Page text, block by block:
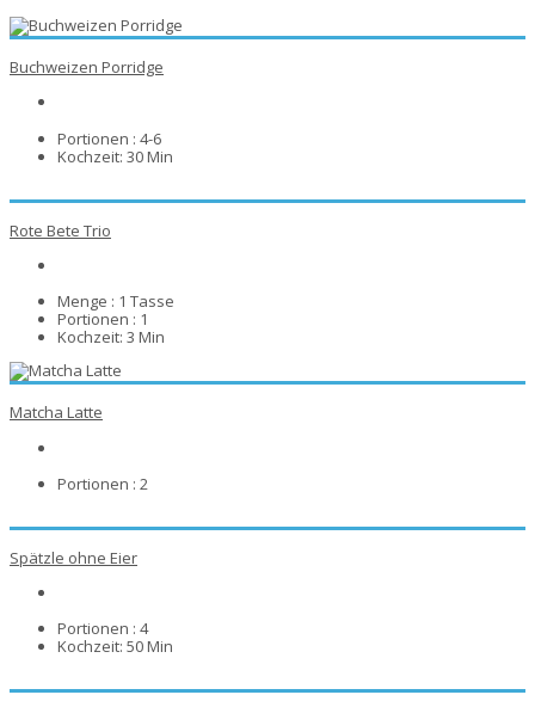
Buchweizen Porridge
Portionen : 4-6
Kochzeit: 30 Min
Rote Bete Trio
Menge : 1 Tasse
Portionen : 1
Kochzeit: 3 Min
Matcha Latte
Portionen : 2
Spätzle ohne Eier
Portionen : 4
Kochzeit: 50 Min